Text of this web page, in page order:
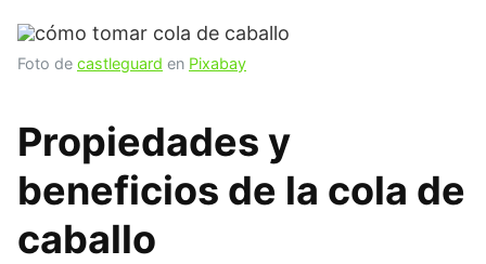
Foto de castleguard en Pixabay
Propiedades y
beneficios de la cola de
caballo